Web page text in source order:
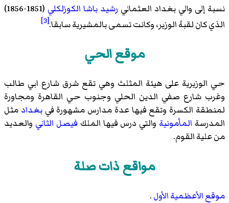
نسبة إلى والي بغداد العثماني رشيد باشا الكوزلكلي
(1851-1856)
الذي كان لقبهُ الوزير، وكانت تسمى بالمشيرية سابقا.[3]
موقع الحي
حي الوزيرية على هيئة المثلث وهي تقع شرق شارع ابي طالب
وغرب شارع صفي الدين الحلي وجنوب حي القاهرة ومجاورة
لمنطقة الكسرة وتقع فيها عدة مدارس مشهورة فيبغدادمثل
المدرسة المأمونية والتي درس فيها الملك فيصل الثاني والعديد
من علية القوم.
مواقع ذات صلة
موقع الأعظمية الأول.